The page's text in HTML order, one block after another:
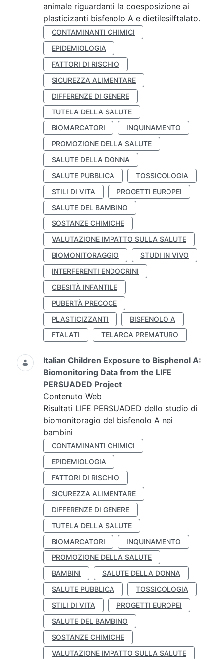
animale riguardanti la coesposizione ai
plasticizanti bisfenolo A e dietilesilftalato.
CONTAMINANTI CHIMICI
EPIDEMIOLOGIA
FATTORI DI RISCHIO
SICUREZZA ALIMENTARE
DIFFERENZE DI GENERE
TUTELA DELLA SALUTE
BIOMARCATORI
INQUINAMENTO
PROMOZIONE DELLA SALUTE
SALUTE DELLA DONNA
SALUTE PUBBLICA
TOSSICOLOGIA
STILI DI VITA
PROGETTI EUROPEI
SALUTE DEL BAMBINO
SOSTANZE CHIMICHE
VALUTAZIONE IMPATTO SULLA SALUTE
BIOMONITORAGGIO
STUDI IN VIVO
INTERFERENTI ENDOCRINI
OBESITÀ INFANTILE
PUBERTÀ PRECOCE
PLASTICIZZANTI
BISFENOLO A
FTALATI
TELARCA PREMATURO
Italian Children Exposure to Bisphenol A:
Biomonitoring Data from the LIFE
PERSUADED Project
Contenuto Web
Risultati LIFE PERSUADED dello studio di
biomonitoragio del bisfenolo A nei
bambini
CONTAMINANTI CHIMICI
EPIDEMIOLOGIA
FATTORI DI RISCHIO
SICUREZZA ALIMENTARE
DIFFERENZE DI GENERE
TUTELA DELLA SALUTE
BIOMARCATORI
INQUINAMENTO
PROMOZIONE DELLA SALUTE
BAMBINI
SALUTE DELLA DONNA
SALUTE PUBBLICA
TOSSICOLOGIA
STILI DI VITA
PROGETTI EUROPEI
SALUTE DEL BAMBINO
SOSTANZE CHIMICHE
VALUTAZIONE IMPATTO SULLA SALUTE